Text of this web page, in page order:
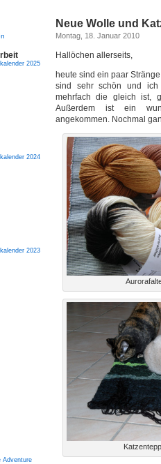
2025
2024
2023
Adventure
Neue Wolle und
Montag, 18. Januar 2010
Hallöchen allerseits,
heute sind ein paar
sind sehr schön und ich
mehrfach die gleich ist,
Außerdem ist ein
angekommen. Nochmal